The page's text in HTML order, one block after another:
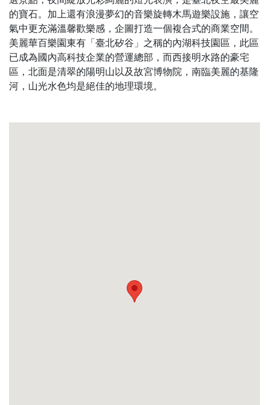
的寶石。加上還有浪漫夢幻的音樂旋轉木馬遊樂設施，讓空
氣中更充滿溫馨歡樂感，企圖打造一個複合式的商業空間。
美麗華百樂園東有「臺北矽谷」之稱的內湖科技園區，此區
已成為國內高科技企業的營運總部，而西接明水路的豪宅
區，北面是清翠的陽明山以及故宮博物院，南臨美麗的基隆
河，山光水色均是絕佳的地理環境。